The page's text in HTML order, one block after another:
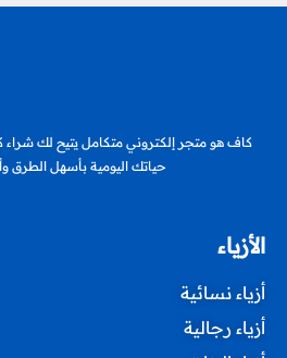
كاف هو متجر إلكتروني متكامل يتيح لك شراء
حياتك اليومية بأسهل الطرق
الأزياء
أزياء نسائية
أزياء رجالية